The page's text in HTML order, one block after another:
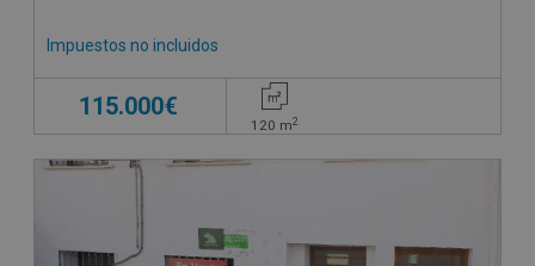
Impuestos no incluidos
115.000€
120 m2